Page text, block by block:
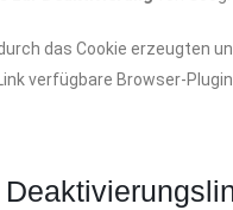
das Cookie erzeugten
verfügbare Browser-